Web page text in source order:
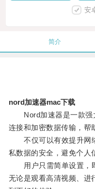
安
简介
nord加速器mac下载
Nord加速器是一款强
连接和加密数据传输，帮
不仅可以有效提升网
私数据的安全，避免个人
用户只需简单设置，即
无论是观看高清视频、进